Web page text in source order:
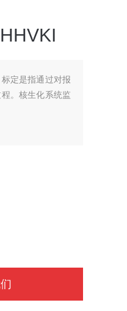
定是指通过对报
。核生化系统监